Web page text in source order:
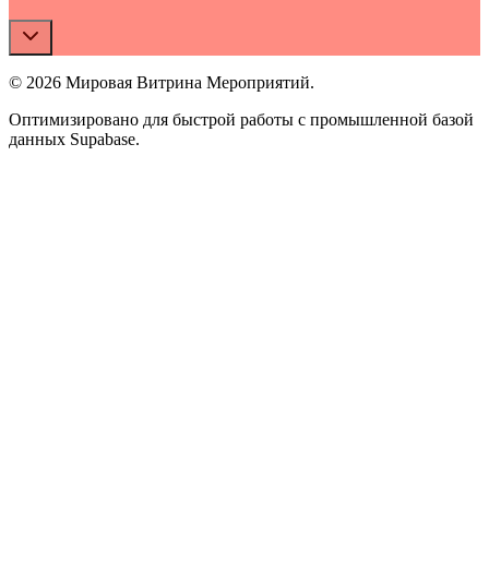
© 2026 Мировая Витрина Мероприятий.
Оптимизировано для быстрой работы с промышленной базой
данных Supabase.